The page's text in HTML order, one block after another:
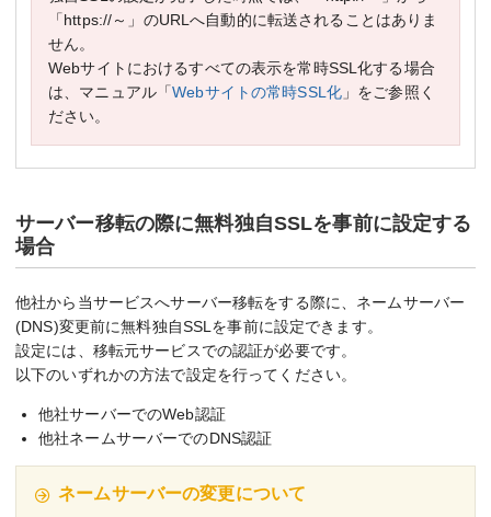
「https://～」のURLへ自動的に転送されることはありま
せん。
Webサイトにおけるすべての表示を常時SSL化する場合
は、マニュアル「Webサイトの常時SSL化」をご参照く
ださい。
サーバー移転の際に無料独自SSLを事前に設定する
場合
他社から当サービスへサーバー移転をする際に、ネームサーバー
(DNS)変更前に無料独自SSLを事前に設定できます。
設定には、移転元サービスでの認証が必要です。
以下のいずれかの方法で設定を行ってください。
他社サーバーでのWeb認証
他社ネームサーバーでのDNS認証
ネームサーバーの変更について